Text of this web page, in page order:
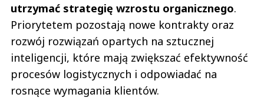
utrzymać strategię wzrostu organicznego.
Priorytetem pozostają nowe kontrakty oraz
rozwój rozwiązań opartych na sztucznej
inteligencji, które mają zwiększać efektywność
procesów logistycznych i odpowiadać na
rosnące wymagania klientów.